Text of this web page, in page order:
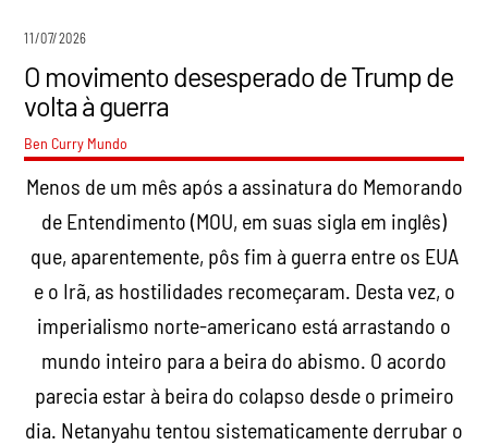
11/07/2026
O movimento desesperado de Trump de
volta à guerra
Ben Curry Mundo
Menos de um mês após a assinatura do Memorando
de Entendimento (MOU, em suas sigla em inglês)
que, aparentemente, pôs fim à guerra entre os EUA
e o Irã, as hostilidades recomeçaram. Desta vez, o
imperialismo norte-americano está arrastando o
mundo inteiro para a beira do abismo. O acordo
parecia estar à beira do colapso desde o primeiro
dia. Netanyahu tentou sistematicamente derrubar o